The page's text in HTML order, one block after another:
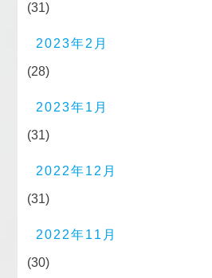
(31)
2023年2月
(28)
2023年1月
(31)
2022年12月
(31)
2022年11月
(30)